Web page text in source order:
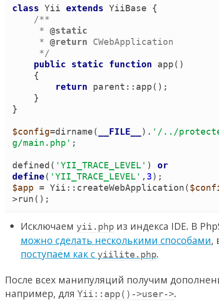
class Yii extends YiiBase
{
/**
     *
     *
@return CWebApplication
*/
public
static function app( )
{
return
parent :: app( ) ;
}
}
$config=dirname( __FILE__ ) . ' /../
g/main.php ' ;
defined ( 'YII_TRACE_LEVEL ' )
or
define( 'YII_TRACE_LEVEL ' , 3)
$app = Yii :: createWebApplication(
>run( ) ;
Исключаем yii.php из индекса IDE. В
можно сделать несколькими способами,
поступаем как с yiilite.php.
После всех манипуляций получим
например, для Yii::app()->user->.